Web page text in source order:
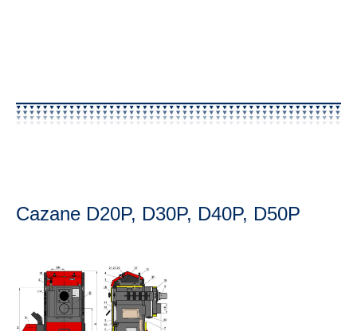
Cazane D20P, D30P, D40P, D50P